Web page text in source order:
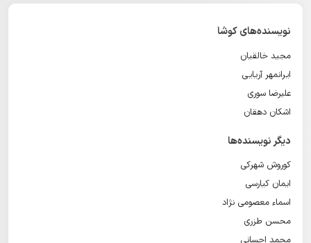
نویسنده‌های کوشا
مجید خالقیان
ایرانمهر آریایی
علیرضا سوری
اشکان دهقان
دیگر نویسنده‌ها
کوروش شهرکی
ایمان کیارسی
اسماء معصومی نژاد
محسن طزری
محمد احسانی